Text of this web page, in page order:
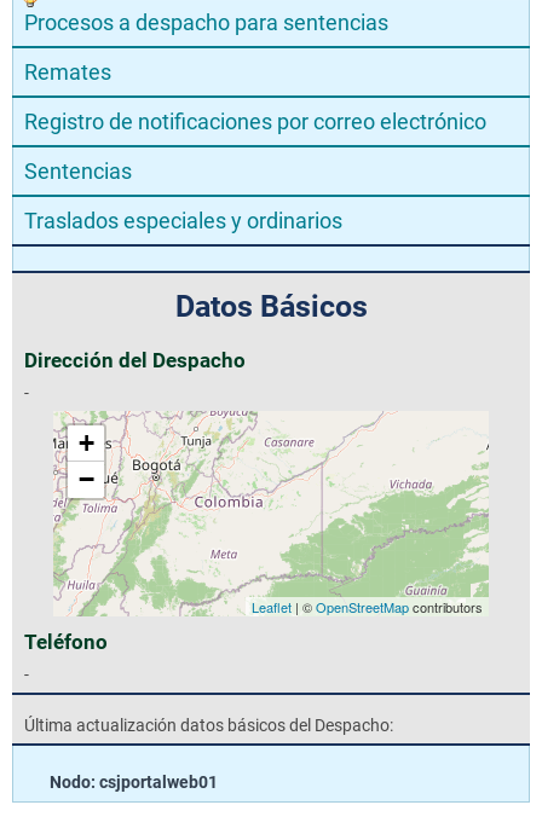
Procesos a despacho para sentencias
Remates
Registro de notificaciones por correo electrónico
Sentencias
Traslados especiales y ordinarios
Datos Básicos
Dirección del Despacho
-
+
−
Leaflet| ©OpenStreetMapcontributors
Teléfono
-
Última actualización datos básicos del Despacho:
Nodo: csjportalweb01